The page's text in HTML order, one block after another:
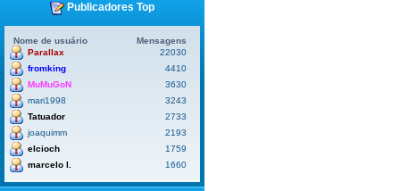
Publicadores Top
Nome de usuário
Mensagens
Parallax
22030
fromking
4410
MuMuGoN
3630
mari1998
3243
Tatuador
2733
joaquimm
2193
elcioch
1759
marcelo l.
1660